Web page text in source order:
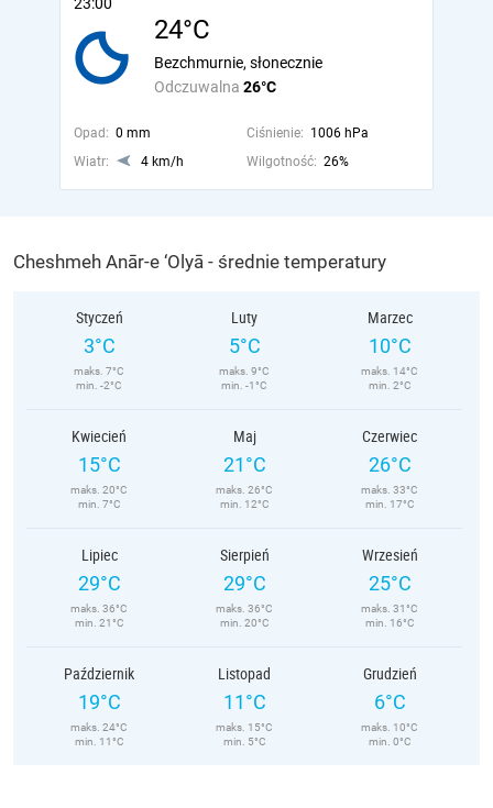
24°C
Odczuwalna 26°C
Bezchmurnie, słonecznie
Opad: 0 mm Ciśnienie: 1006 hPa
Wiatr:
4 km/h Wilgotność: 26%
Cheshmeh Anār-e ‘Olyā - średnie temperatury
Styczeń
3°C
maks. 7°C
min. -2°C
Luty
5°C
maks. 9°C
min. -1°C
Marzec
10°C
maks. 14°C
min. 2°C
Kwiecień
15°C
maks. 20°C
min. 7°C
Maj
21°C
maks. 26°C
min. 12°C
Czerwiec
26°C
maks. 33°C
min. 17°C
Lipiec
29°C
maks. 36°C
min. 21°C
Sierpień
29°C
maks. 36°C
min. 20°C
Wrzesień
25°C
maks. 31°C
min. 16°C
Październik
19°C
maks. 24°C
min. 11°C
Listopad
11°C
maks. 15°C
min. 5°C
Grudzień
6°C
maks. 10°C
min. 0°C